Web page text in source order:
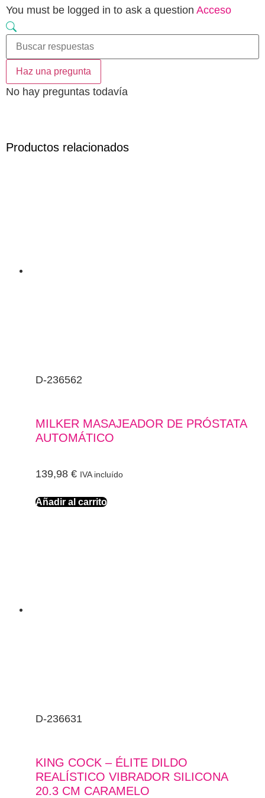
You must be logged in to ask a question Acceso
Haz una pregunta
No hay preguntas todavía
Productos relacionados
D-236562
MILKER MASAJEADOR DE PRÓSTATA
AUTOMÁTICO
139,98 € IVA incluído
Añadir al carrito
D-236631
KING COCK – ÉLITE DILDO
REALÍSTICO VIBRADOR SILICONA
20.3 CM CARAMELO